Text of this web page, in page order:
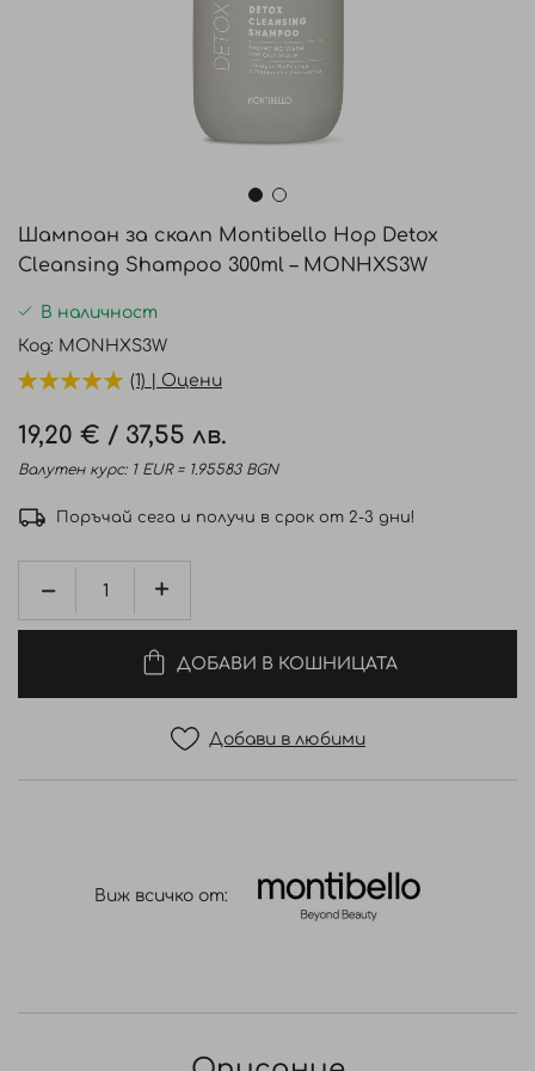
началото
на
галерия
със
Шампоан за скалп Montibello Hop Detox
Cleansing Shampoo 300ml – MONHXS3W
В наличност
Код MONHXS3W
(1) | Оцени
19,20 € / 37,55 лв.
Валутен курс: 1 EUR = 1.95583 BGN
Поръчай сега и получи в срок от 2-3 дни!
ДОБАВИ В КОШНИЦАТА
Добави в любими
Виж всичко от: